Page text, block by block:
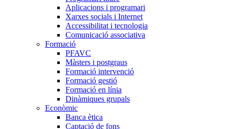
Aplicacions i programari
Xarxes socials i Internet
Accessibilitat i tecnologia
Comunicació associativa
Formació
PFAVC
Màsters i postgraus
Formació intervenció
Formació gestió
Formació en línia
Dinàmiques grupals
Econòmic
Banca ètica
Captació de fons